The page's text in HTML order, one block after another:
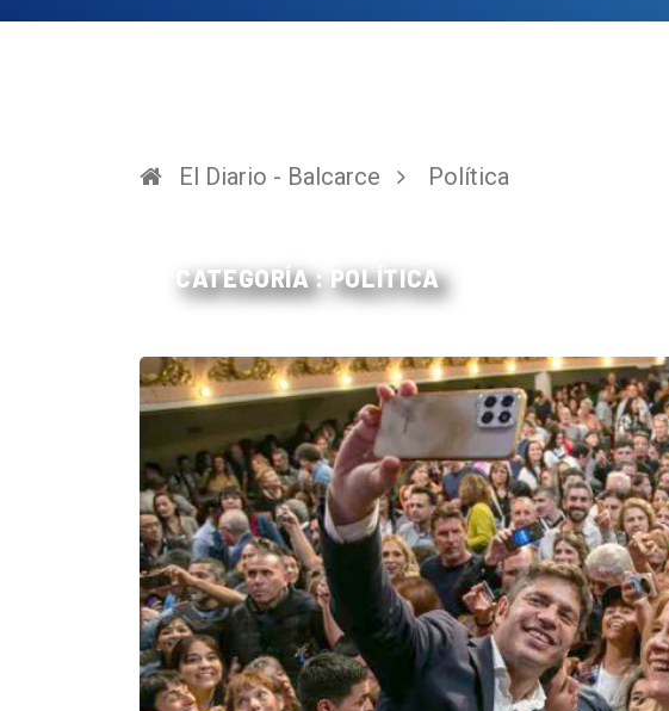
El Diario - Balcarce Política
CATEGORÍA : POLÍTICA